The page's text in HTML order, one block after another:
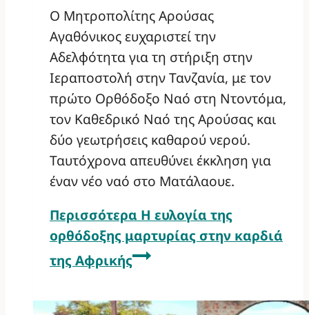
Ο Μητροπολίτης Αρούσας
Αγαθόνικος ευχαριστεί την
Αδελφότητα για τη στήριξη στην
Ιεραποστολή στην Τανζανία, με τον
πρώτο Ορθόδοξο Ναό στη Ντοντόμα,
τον Καθεδρικό Ναό της Αρούσας και
δύο γεωτρήσεις καθαρού νερού.
Ταυτόχρονα απευθύνει έκκληση για
έναν νέο ναό στο Ματάλαουε.
Περισσότερα Η ευλογία της
ορθόδοξης μαρτυρίας στην καρδιά
της Αφρικής